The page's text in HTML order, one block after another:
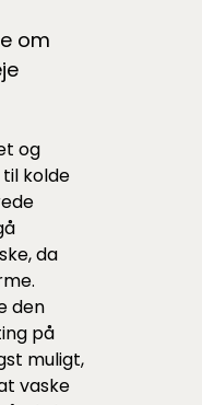
om
og
kolde
da
den
på
muligt,
vaske